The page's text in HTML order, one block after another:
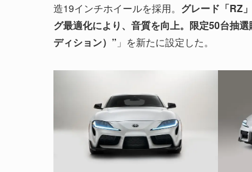
造19インチホイールを採用。 グレード「RZ
グ最適化により、音質を向上。限定50台抽
ディション）” 」を新たに設定した。